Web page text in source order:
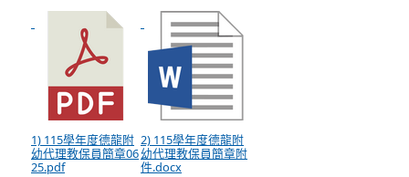
1) 115學年度德龍附
幼代理教保員簡章06
25.pdf
2) 115學年度德龍附
幼代理教保員簡章附
件.docx